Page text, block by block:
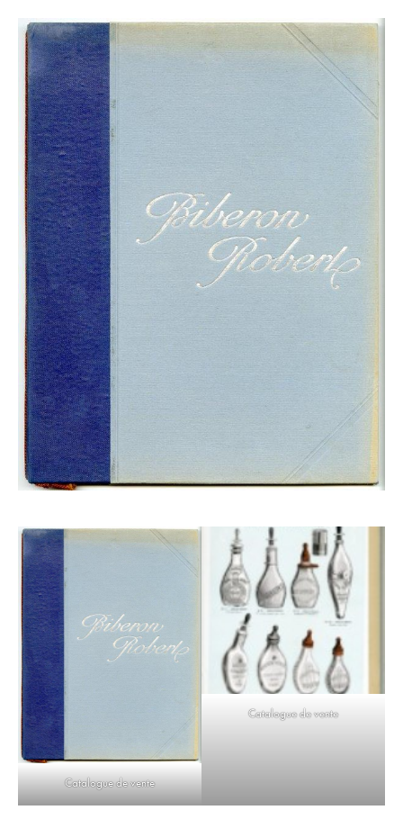
Catalogue de vente
Catalogue de vente